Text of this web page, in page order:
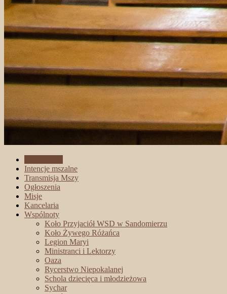
Intencje mszalne
Transmisja Mszy
Ogłoszenia
Misje
Kancelaria
Wspólnoty
Koło Przyjaciół WSD w Sandomierzu
Koło Żywego Różańca
Legion Maryi
Ministranci i Lektorzy
Oaza
Rycerstwo Niepokalanej
Schola dziecięca i młodzieżowa
Sychar